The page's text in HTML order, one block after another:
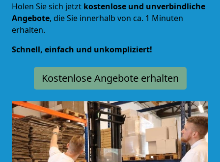
Holen Sie sich jetzt kostenlose und unverbindliche
Angebote, die Sie innerhalb von ca. 1 Minuten
erhalten.
Schnell, einfach und unkompliziert!
Kostenlose Angebote erhalten